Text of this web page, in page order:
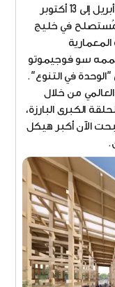
سيمتد المعرض على مدار 184 يومًا، من 13 أبريل إلى 13 أكتوبر
مُستصلح في خليج
سو فوجيموتو
في التنوع".
من خلال
الكبرى البارزة،
الآن أكبر هيكل